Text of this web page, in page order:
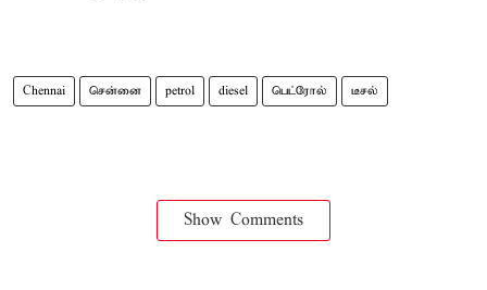
Chennai சென்னை petrol diesel பெட்ரோல் டீசல்
Show Comments